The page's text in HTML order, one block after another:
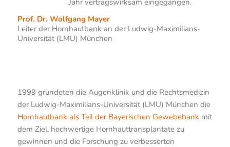
Jahr vertragswirksam eingegangen.
Prof. Dr. Wolfgang Mayer
Leiter der Hornhautbank an der Ludwig-Maximilians-
Universität (LMU) München
1999 gründeten die Augenklinik und die Rechtsmedizin
der Ludwig-Maximilians-Universität (LMU) München die
Hornhautbank als Teil der Bayerischen Gewebebank mit
dem Ziel, hochwertige Hornhauttransplantate zu
gewinnen und die Forschung zu verbesserten